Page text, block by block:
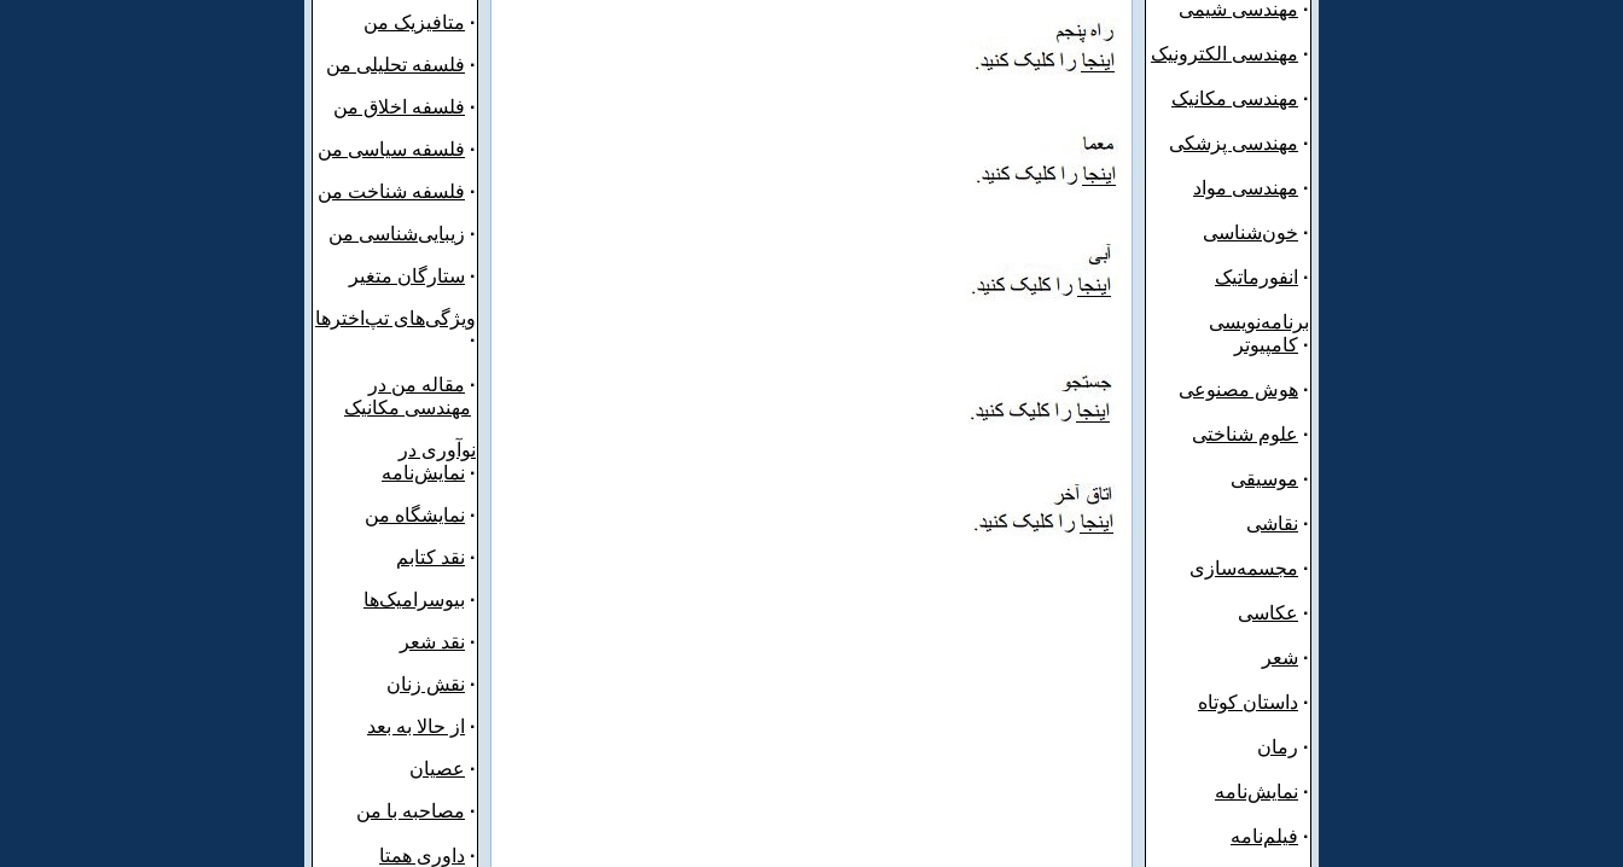
متافیزیک من ·
فلسفه تحلیلی من ·
فلسفه اخلاق من ·
فلسفه سیاسی من ·
فلسفه شناخت من ·
زیبایی‌شناسی من ·
ستارگان متغیر ·
ویژگی‌های تپ‌اخترها
·
مقاله من در ·
مهندسی مکانیک
نوآوری در
نمایش‌نامه ·
نمایشگاه من ·
نقد کتابم ·
بیوسرامیک‌ها ·
نقد شعر ·
نقش زنان ·
از حالا به بعد ·
عصیان ·
مصاحبه با من ·
داوری همتا ·
مهندسی شیمی ·
مهندسی الکترونیک ·
مهندسی مکانیک ·
مهندسی پزشکی ·
مهندسی مواد ·
خون‌شناسی ·
انفورماتیک ·
برنامه‌نویسی
کامپیوتر ·
هوش مصنوعی ·
علوم شناختی ·
موسیقی ·
نقاشی ·
مجسمه‌سازی ·
عکاسی ·
شعر ·
داستان کوتاه ·
رمان ·
نمایش‌نامه ·
فیلم‌نامه ·